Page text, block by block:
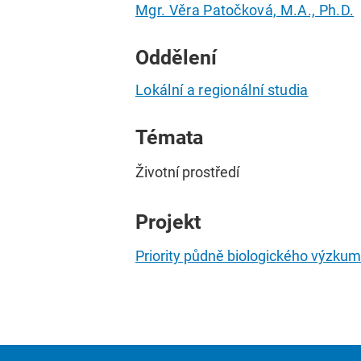
Mgr. Věra Patočková, M.A., Ph.D.
Oddělení
Lokální a regionální studia
Témata
Životní prostředí
Projekt
Priority půdně biologického